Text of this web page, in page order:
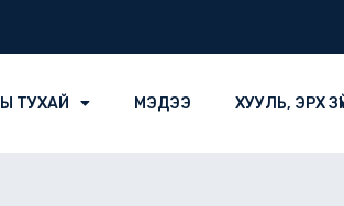
ТУХАЙ МЭДЭЭ ХУУЛЬ, ЭРХ